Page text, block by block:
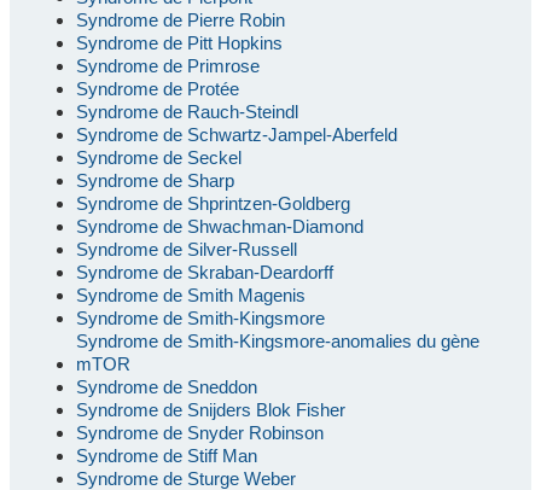
Syndrome de Pierre Robin
Syndrome de Pitt Hopkins
Syndrome de Primrose
Syndrome de Protée
Syndrome de Rauch-Steindl
Syndrome de Schwartz-Jampel-Aberfeld
Syndrome de Seckel
Syndrome de Sharp
Syndrome de Shprintzen-Goldberg
Syndrome de Shwachman-Diamond
Syndrome de Silver-Russell
Syndrome de Skraban-Deardorff
Syndrome de Smith Magenis
Syndrome de Smith-Kingsmore
Syndrome de Smith-Kingsmore-anomalies du gène
mTOR
Syndrome de Sneddon
Syndrome de Snijders Blok Fisher
Syndrome de Snyder Robinson
Syndrome de Stiff Man
Syndrome de Sturge Weber